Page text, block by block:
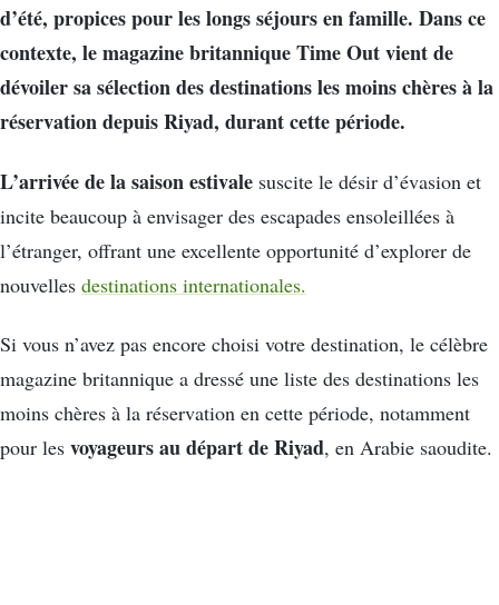
d’été, propices pour les longs séjours en famille. Dans ce
contexte, le magazine britannique Time Out vient de
dévoiler sa sélection des destinations les moins chères à la
réservation depuis Riyad, durant cette période.
L’arrivée de la saison estivale suscite le désir d’évasion et
incite beaucoup à envisager des escapades ensoleillées à
l’étranger, offrant une excellente opportunité d’explorer de
nouvelles destinations internationales.
Si vous n’avez pas encore choisi votre destination, le célèbre
magazine britannique a dressé une liste des destinations les
moins chères à la réservation en cette période, notamment
pour les voyageurs au départ de Riyad, en Arabie saoudite.